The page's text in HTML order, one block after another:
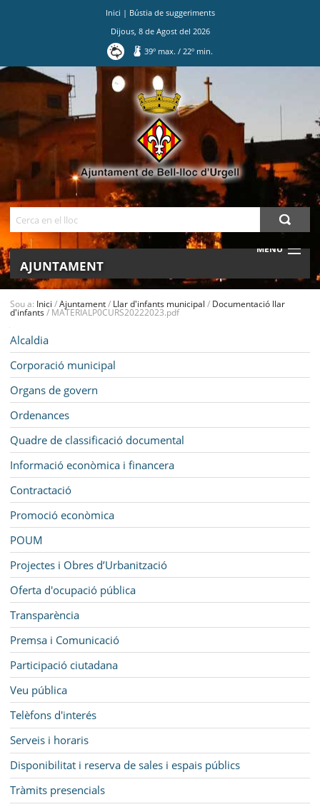
Inici | Bústia de suggeriments
Dijous, 8de Agostdel 2026
39º max./ 22º min.
MENU
AJUNTAMENT
BELL-LLOC SOLUCIONA
Sou a: Inici /Ajuntament/ Llar d'infants municipal / Documentació llar
d'infants/ MATERIALP0CURS20222023.pdf
Alcaldia
Corporació municipal
Organs de govern
Ordenances
Quadre de classificació documental
Informació econòmica i financera
Contractació
Promoció econòmica
POUM
Projectes i Obres d’Urbanització
Oferta d'ocupació pública
Transparència
Premsa i Comunicació
Participació ciutadana
Veu pública
Telèfons d'interés
Serveis i horaris
Disponibilitat i reserva de sales i espais públics
Tràmits presencials